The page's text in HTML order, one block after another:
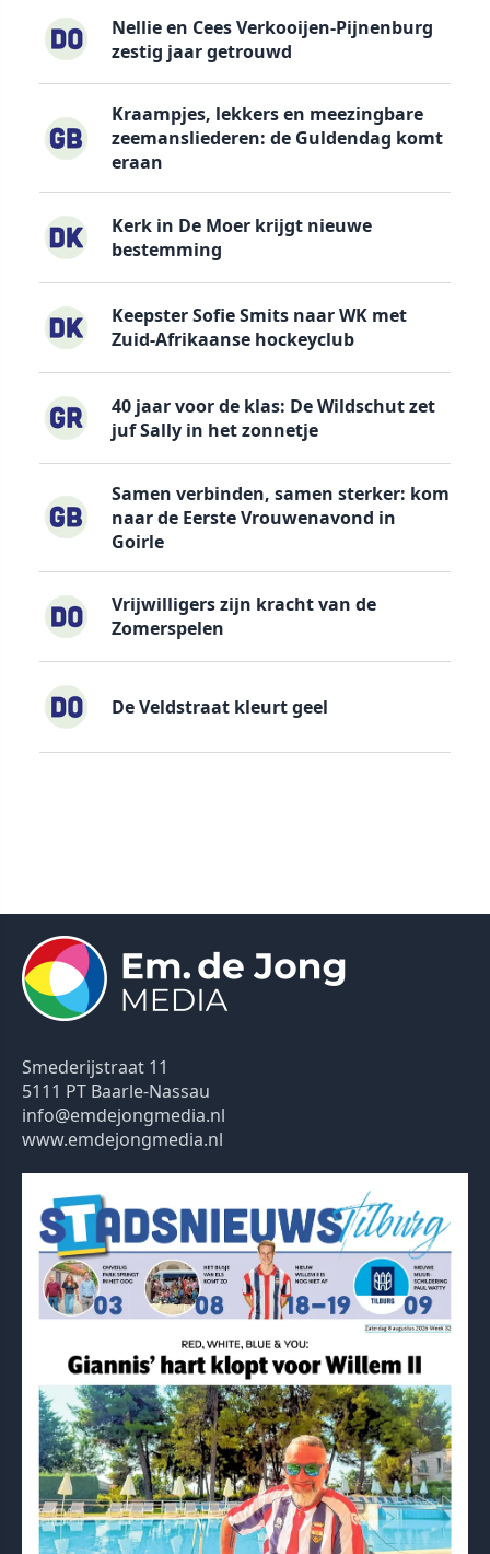
Nellie en Cees Verkooijen-Pijnenburg
zestig jaar getrouwd
Kraampjes, lekkers en meezingbare
zeemansliederen: de Guldendag komt
eraan
Kerk in De Moer krijgt nieuwe
bestemming
Keepster Sofie Smits naar WK met
Zuid-Afrikaanse hockeyclub
40 jaar voor de klas: De Wildschut zet
juf Sally in het zonnetje
Samen verbinden, samen sterker: kom
naar de Eerste Vrouwenavond in
Goirle
Vrijwilligers zijn kracht van de
Zomerspelen
De Veldstraat kleurt geel
Smederijstraat 11
5111 PT Baarle-Nassau
info@emdejongmedia.nl
www.emdejongmedia.nl